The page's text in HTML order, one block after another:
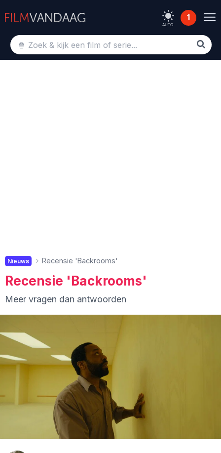
AUTO
1
Nieuws Recensie 'Backrooms'
Recensie 'Backrooms'
Meer vragen dan antwoorden